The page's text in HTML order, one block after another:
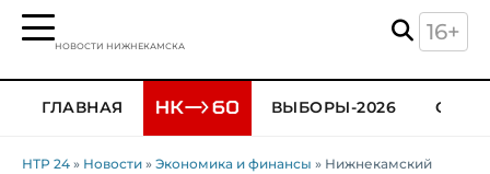
НОВОСТИ НИЖНЕКАМСКА
16+
ГЛАВНАЯ ВЫБОРЫ-2026
НТР 24 » Новости » Экономика и финансы » Нижнекамский